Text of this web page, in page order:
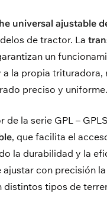
universal ajustable
de tractor. La
un
a la propia trituradora,
preciso y uniforme.
de la serie GPL – GPLS
, que facilita el
la durabilidad y la
ajustar con precisión
distintos tipos de